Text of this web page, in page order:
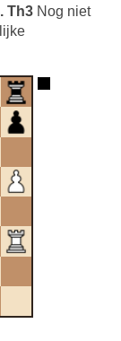
Th3 Nog niet